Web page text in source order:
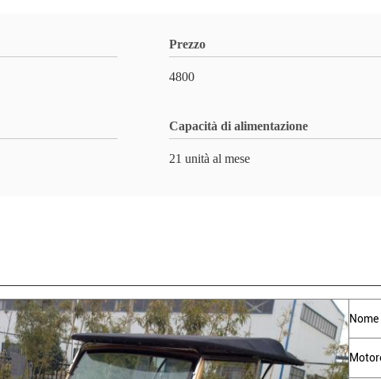
Prezzo
4800
Capacità di alimentazione
21 unità al mese
Nome